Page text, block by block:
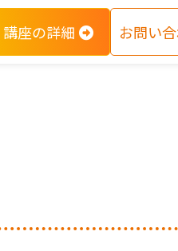
講座の詳細 お問い